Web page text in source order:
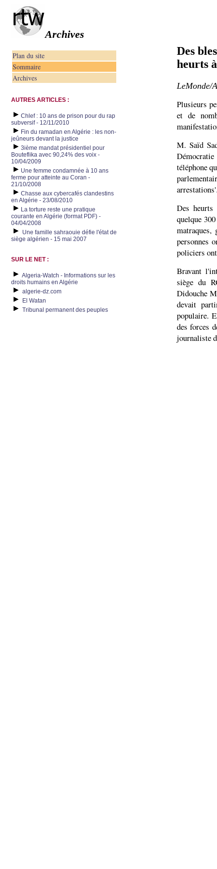
Archives
Plan du site
Sommaire
Archives
AUTRES ARTICLES :
Chlef : 10 ans de prison pour du rap
subversif - 12/11/2010
Fin du ramadan en Algérie : les non-
jeûneurs devant la justice
3ième mandat présidentiel pour
Bouteflika avec 90,24% des voix -
10/04/2009
Une femme condamnée à 10 ans
ferme pour atteinte au Coran -
21/10/2008
Chasse aux cybercafés clandestins
en Algérie - 23/08/2010
La torture reste une pratique
courante en Algérie (format PDF) -
04/04/2008
Une famille sahraouie défie l'état de
siège algérien - 15 mai 2007
SUR LE NET :
Algeria-Watch - Informations sur les
droits humains en Algérie
algerie-dz.com
El Watan
Tribunal permanent des peuples
Des
heurts
LeMonde/
Plusieurs
et de
M. Saïd
téléphone
Des
quelque
matraques,
personnes
policiers
Bravant
siège du
Didouche
devait
populaire.
des forces
journaliste